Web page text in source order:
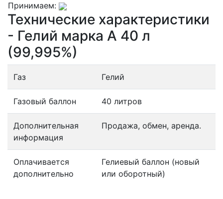
Принимаем:
Технические характеристики
- Гелий марка А 40 л
(99,995%)
Газ Гелий
Газовый баллон 40 литров
Дополнительная
информация
Продажа, обмен, аренда.
Оплачивается
дополнительно
Гелиевый баллон (новый
или оборотный)